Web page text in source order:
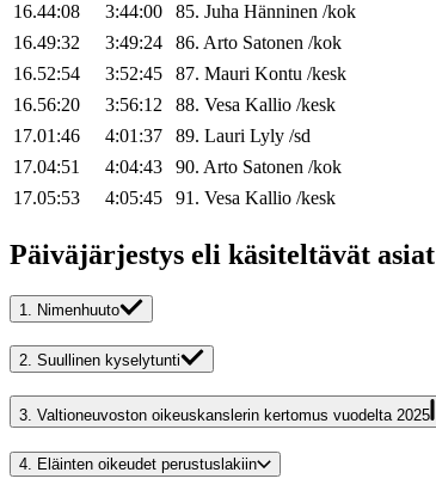
16.44:08
3:44:00 85. Juha Hänninen /kok
16.49:32
3:49:24 86. Arto Satonen /kok
16.52:54
3:52:45 87. Mauri Kontu /kesk
16.56:20
3:56:12 88. Vesa Kallio /kesk
17.01:46
4:01:37 89. Lauri Lyly /sd
17.04:51
4:04:43 90. Arto Satonen /kok
17.05:53
4:05:45 91. Vesa Kallio /kesk
Päiväjärjestys eli käsiteltävät asiat
1. Nimenhuuto
2. Suullinen kyselytunti
3. Valtioneuvoston oikeuskanslerin kertomus vuodelta 2025
4. Eläinten oikeudet perustuslakiin